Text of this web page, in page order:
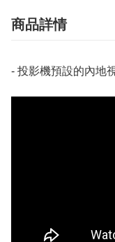
商品詳情
- 投影機預設的內地